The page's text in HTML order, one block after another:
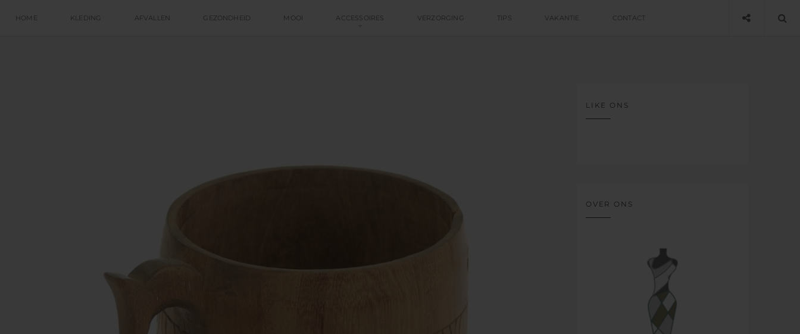
HOME KLEDING AFVALLEN GEZONDHEID MOOI ACCESSOIRES VERZORGING TIPS VAKANTIE CONTACT
LIKE ONS
OVER ONS